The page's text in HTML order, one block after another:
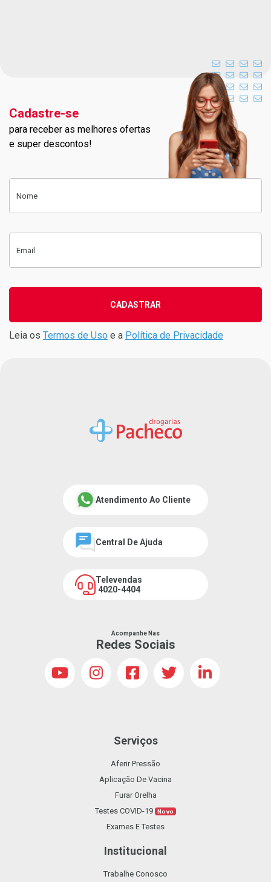
Cadastre-se na nossa
Cadastre-se
para receber as melhores ofertas
e super descontos!
Nome
Email
CADASTRAR
Leia os Termos de Uso e a Política de Privacidade
Atendimento Ao Cliente
Central De Ajuda
Televendas
4020-4404
Acompanhe Nas
Redes Sociais
Serviços
Aferir Pressão
Aplicação De Vacina
Furar Orelha
Testes COVID-19 Novo
Exames E Testes
Institucional
Trabalhe Conosco